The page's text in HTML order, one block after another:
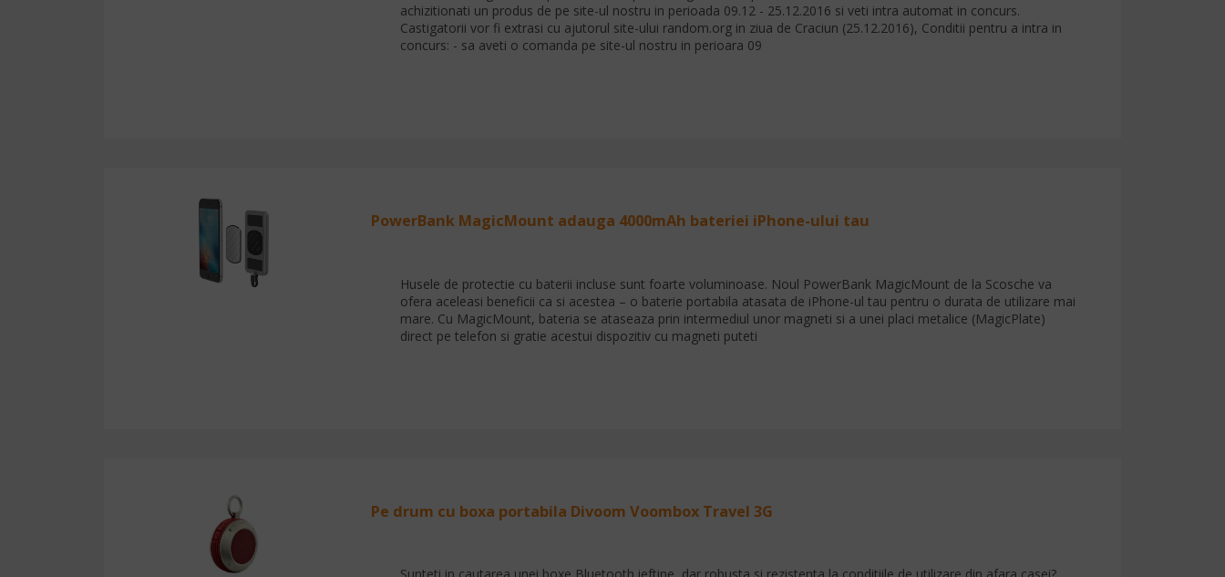
achizitionati un produs de pe site-ul nostru in perioada 09.12 - 25.12.2016 si veti intra automat in concurs.
Castigatorii vor fi extrasi cu ajutorul site-ului random.org in ziua de Craciun (25.12.2016), Conditii pentru a intra in
concurs: - sa aveti o comanda pe site-ul nostru in perioara 09
PowerBank MagicMount adauga 4000mAh bateriei iPhone-ului tau
Husele de protectie cu baterii incluse sunt foarte voluminoase. Noul PowerBank MagicMount de la Scosche va
ofera aceleasi beneficii ca si acestea – o baterie portabila atasata de iPhone-ul tau pentru o durata de utilizare mai
mare. Cu MagicMount, bateria se ataseaza prin intermediul unor magneti si a unei placi metalice (MagicPlate)
direct pe telefon si gratie acestui dispozitiv cu magneti puteti
Pe drum cu boxa portabila Divoom Voombox Travel 3G